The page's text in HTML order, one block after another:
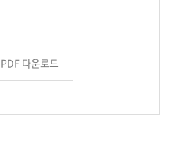
PDF 다운로드